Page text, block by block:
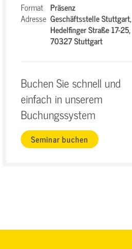
Format Präsenz
Adresse Geschäftsstelle Stuttgart,
Hedelfinger Straße 17-25,
70327 Stuttgart
Buchen Sie schnell und
einfach in unserem
Buchungssystem
Seminar buchen